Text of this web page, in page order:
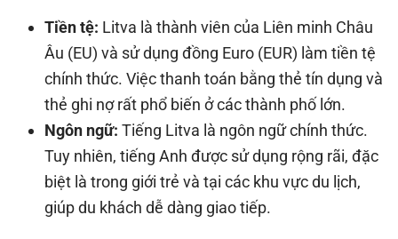
Tiền tệ: Litva là thành viên của Liên minh Châu
Âu (EU) và sử dụng đồng Euro (EUR) làm tiền tệ
chính thức. Việc thanh toán bằng thẻ tín dụng và
thẻ ghi nợ rất phổ biến ở các thành phố lớn.
Ngôn ngữ: Tiếng Litva là ngôn ngữ chính thức.
Tuy nhiên, tiếng Anh được sử dụng rộng rãi, đặc
biệt là trong giới trẻ và tại các khu vực du lịch,
giúp du khách dễ dàng giao tiếp.